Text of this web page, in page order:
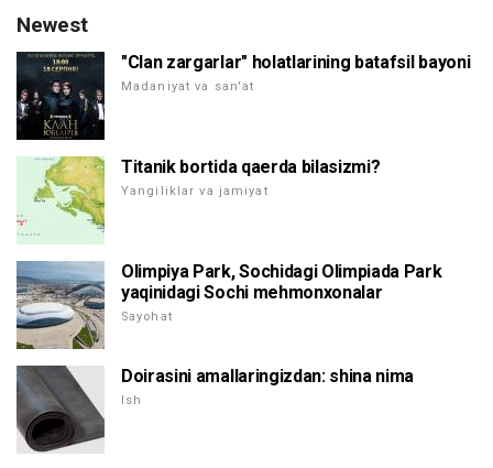
Newest
"Clan zargarlar" holatlarining batafsil bayoni
Madaniyat va san'at
Titanik bortida qaerda bilasizmi?
Yangiliklar va jamiyat
Olimpiya Park, Sochidagi Olimpiada Park
yaqinidagi Sochi mehmonxonalar
Sayohat
Doirasini amallaringizdan: shina nima
Ish